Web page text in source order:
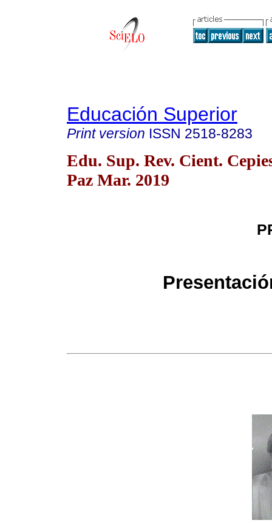
Educación Superior
Print version ISSN 2518-8283
Edu. Sup. Rev. Cient.
Paz Mar. 2019